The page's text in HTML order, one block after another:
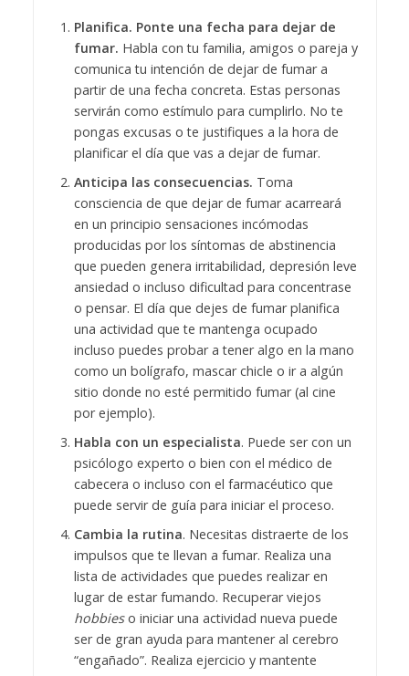
Planifica. Ponte una fecha para dejar de
fumar. Habla con tu familia, amigos o pareja y
comunica tu intención de dejar de fumar a
partir de una fecha concreta. Estas personas
servirán como estímulo para cumplirlo. No te
pongas excusas o te justifiques a la hora de
planificar el día que vas a dejar de fumar.
Anticipa las consecuencias. Toma
consciencia de que dejar de fumar acarreará
en un principio sensaciones incómodas
producidas por los síntomas de abstinencia
que pueden genera irritabilidad, depresión leve
ansiedad o incluso dificultad para concentrase
o pensar. El día que dejes de fumar planifica
una actividad que te mantenga ocupado
incluso puedes probar a tener algo en la mano
como un bolígrafo, mascar chicle o ir a algún
sitio donde no esté permitido fumar (al cine
por ejemplo).
Habla con un especialista. Puede ser con un
psicólogo experto o bien con el médico de
cabecera o incluso con el farmacéutico que
puede servir de guía para iniciar el proceso.
Cambia la rutina. Necesitas distraerte de los
impulsos que te llevan a fumar. Realiza una
lista de actividades que puedes realizar en
lugar de estar fumando. Recuperar viejos
hobbieso iniciar una actividad nueva puede
ser de gran ayuda para mantener al cerebro
“engañado”. Realiza ejercicio y mantente